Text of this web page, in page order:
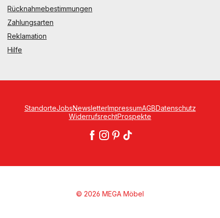
Rücknahmebestimmungen
Zahlungsarten
Reklamation
Hilfe
StandorteJobsNewsletterImpressumAGBDatenschutz
WiderrufsrechtProspekte
© 2026 MEGA Möbel